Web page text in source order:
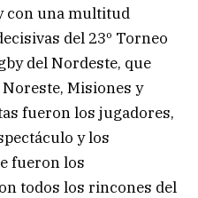
con una multitud
del 23º Torneo
del Nordeste, que
Misiones y
fueron los jugadores,
y los
fueron los
todos los rincones del